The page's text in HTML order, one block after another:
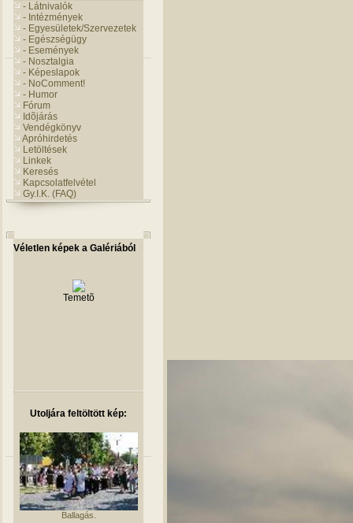
- Látnivalók
- Intézmények
- Egyesületek/Szervezetek
- Egészségügy
- Események
- Nosztalgia
- Képeslapok
- NoComment!
- Humor
Fórum
Idõjárás
Vendégkönyv
Apróhirdetés
Letöltések
Linkek
Keresés
Kapcsolatfelvétel
Gy.I.K. (FAQ)
Véletlen képek a Galériából
Temetõ
Utoljára feltöltött kép:
Ballagás.